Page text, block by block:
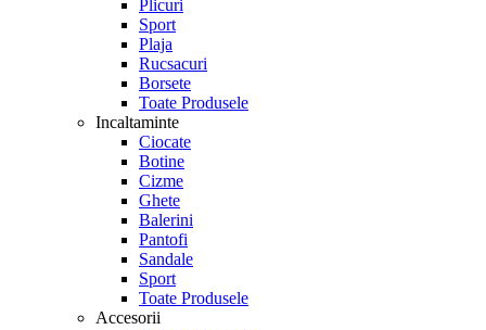
Plicuri
Sport
Plaja
Rucsacuri
Borsete
Toate Produsele
Incaltaminte
Ciocate
Botine
Cizme
Ghete
Balerini
Pantofi
Sandale
Sport
Toate Produsele
Accesorii